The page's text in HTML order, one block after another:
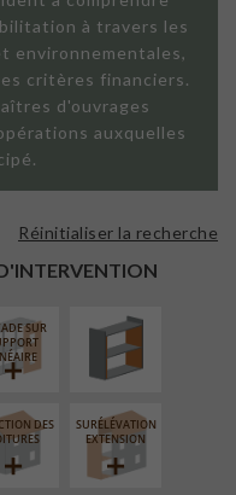
à travers les
environnementales,
critères financiers.
d'ouvrages
auxquelles
Réinitialiser la recherche
SUR
ISOLATION
INTÉRIEURE
DES
SURÉLÉVATION
EXTENSION